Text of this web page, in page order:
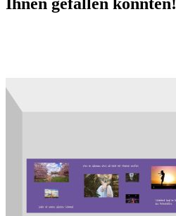
Ihnen gefallen könnten!